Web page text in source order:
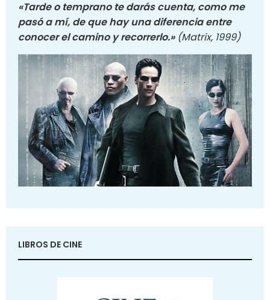
«Tarde o temprano te darás cuenta, como me
pasó a mí, de que hay una diferencia entre
conocer el camino y recorrerlo.» (Matrix, 1999)
LIBROS DE CINE